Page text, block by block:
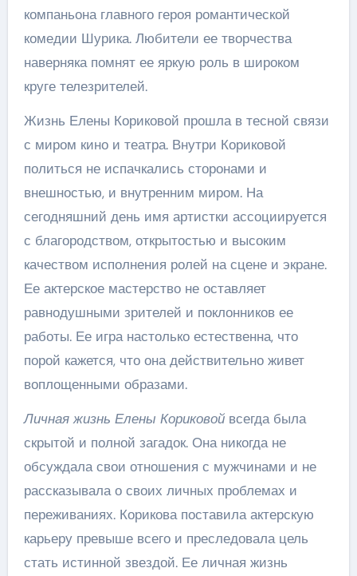
компаньона главного героя романтической
комедии Шурика. Любители ее творчества
наверняка помнят ее яркую роль в широком
круге телезрителей.
Жизнь Елены Кориковой прошла в тесной связи
с миром кино и театра. Внутри Кориковой
политься не испачкались сторонами и
внешностью, и внутренним миром. На
сегодняшний день имя артистки ассоциируется
с благородством, открытостью и высоким
качеством исполнения ролей на сцене и экране.
Ее актерское мастерство не оставляет
равнодушными зрителей и поклонников ее
работы. Ее игра настолько естественна, что
порой кажется, что она действительно живет
воплощенными образами.
Личная жизнь Елены Кориковойвсегда была
скрытой и полной загадок. Она никогда не
обсуждала свои отношения с мужчинами и не
рассказывала о своих личных проблемах и
переживаниях. Корикова поставила актерскую
карьеру превыше всего и преследовала цель
стать истинной звездой. Ее личная жизнь